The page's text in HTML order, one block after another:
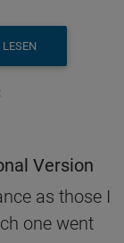
Version
as those I
one went